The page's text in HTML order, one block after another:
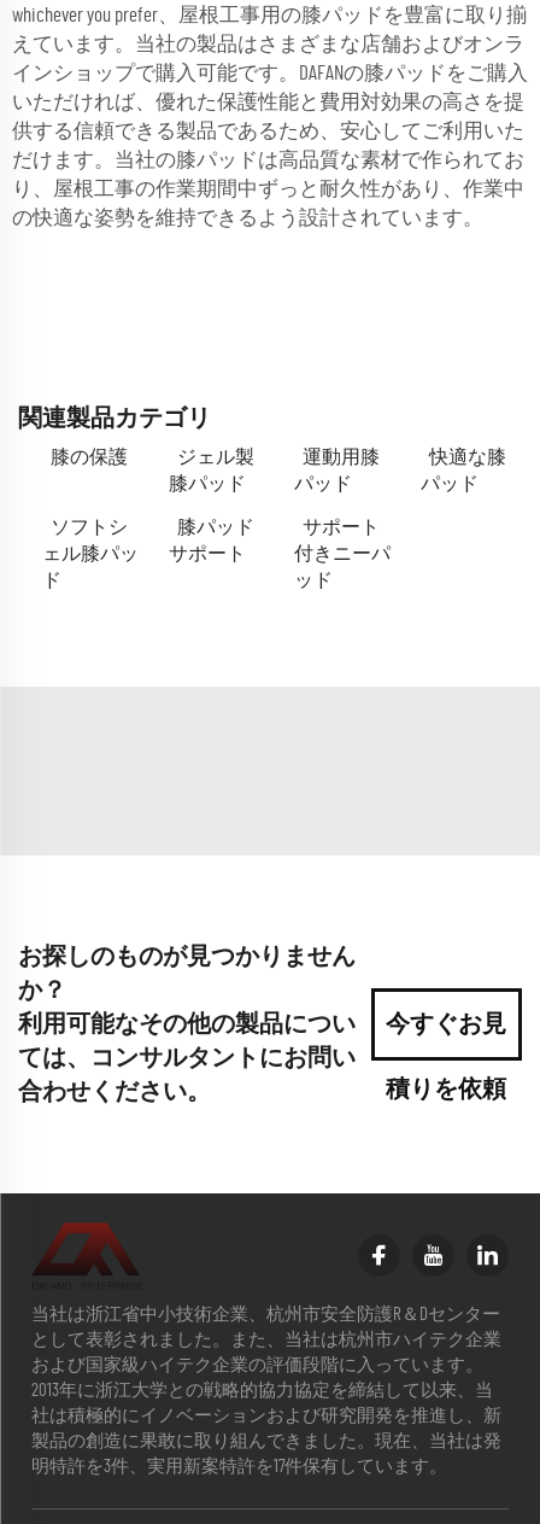
whichever you prefer、屋根工事用の膝パッドを豊富に取り揃
えています。当社の製品はさまざまな店舗およびオンラ
インショップで購入可能です。DAFANの膝パッドをご購入
いただければ、優れた保護性能と費用対効果の高さを提
供する信頼できる製品であるため、安心してご利用いた
だけます。当社の膝パッドは高品質な素材で作られてお
り、屋根工事の作業期間中ずっと耐久性があり、作業中
の快適な姿勢を維持できるよう設計されています。
関連製品カテゴリ
膝の保護
ジェル製
膝パッド
運動用膝
パッド
快適な膝
パッド
ソフトシ
ェル膝パッ
ド
膝パッド
サポート
サポート
付きニーパ
ッド
お探しのものが見つかりません
か？
利用可能なその他の製品につい
ては、コンサルタントにお問い
合わせください。
今すぐお見
積りを依頼
当社は浙江省中小技術企業、杭州市安全防護R＆Dセンター
として表彰されました。また、当社は杭州市ハイテク企業
および国家級ハイテク企業の評価段階に入っています。
2013年に浙江大学との戦略的協力協定を締結して以来、当
社は積極的にイノベーションおよび研究開発を推進し、新
製品の創造に果敢に取り組んできました。現在、当社は発
明特許を3件、実用新案特許を17件保有しています。